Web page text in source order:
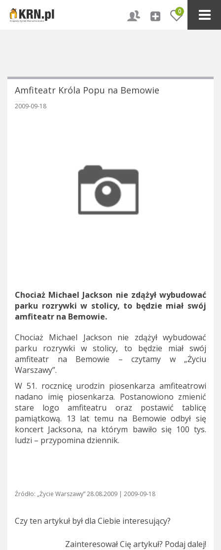
0
Amfiteatr Króla Popu na Bemowie
2009-09-18
Chociaż Michael Jackson nie zdążył wybudować
parku rozrywki w stolicy, to będzie miał swój
amfiteatr na Bemowie.
Chociaż Michael Jackson nie zdążył wybudować
parku rozrywki w stolicy, to będzie miał swój
amfiteatr na Bemowie – czytamy w „Życiu
Warszawy”.
W 51. rocznicę urodzin piosenkarza amfiteatrowi
nadano imię piosenkarza. Postanowiono zmienić
stare logo amfiteatru oraz postawić tablicę
pamiątkową. 13 lat temu na Bemowie odbył się
koncert Jacksona, na którym bawiło się 100 tys.
ludzi – przypomina dziennik.
Źródło: „Życie Warszawy” 28.08.2009 | 2009-09-18
Czy ten artykuł był dla Ciebie interesujący?
Zainteresował Cię artykuł? Podaj dalej!